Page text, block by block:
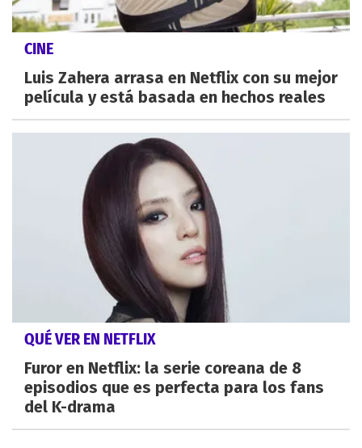
CINE
Luis Zahera arrasa en Netflix con su mejor
película y está basada en hechos reales
QUÉ VER EN NETFLIX
Furor en Netflix: la serie coreana de 8
episodios que es perfecta para los fans
del K-drama